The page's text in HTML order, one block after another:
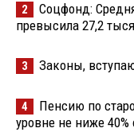
2
Соцфонд:
превысила 27,2
3 Законы,
4
Пенсию по
уровне не ниже 40%